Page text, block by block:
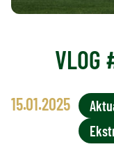
VLOG
15.01.2025